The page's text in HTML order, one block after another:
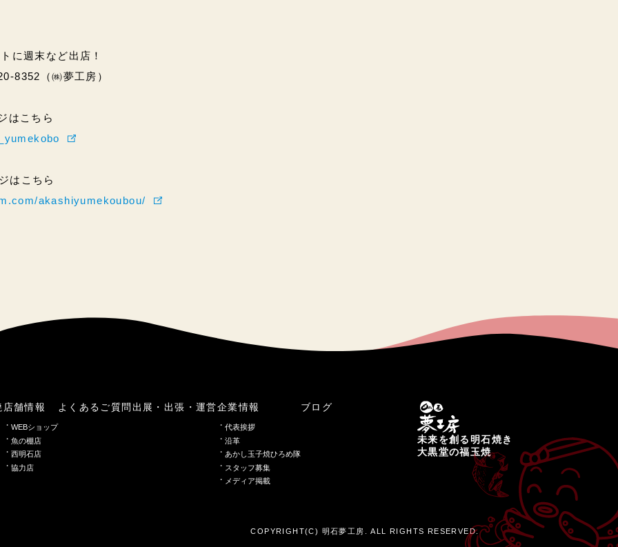
に週末など出店！
8352（㈱夢工房）
はこちら
はこちら
akashiyumekoubou/
未来を創る明石焼き
大黒堂の福玉焼
店舗情報
WEBショップ
魚の棚店
西明石店
協力店
よくあるご質問 出展・出張・運営企業情報
代表挨拶
沿革
あかし玉子焼ひろめ隊
スタッフ募集
メディア掲載
ブログ
COPYRIGHT(C) 明石夢工房. ALL RIGHTS RESERVED.